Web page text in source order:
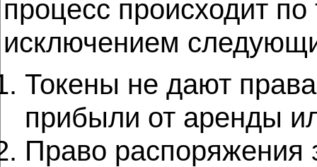
процесс происходит
исключением
Токены не дают
прибыли от аренды
Право распоряжения